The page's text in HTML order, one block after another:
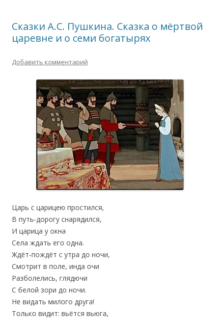
Сказки А.С. Пушкина. Сказка о мёртвой
царевне и о семи богатырях
Добавить комментарий
Царь с царицею простился,
В путь-дорогу снарядился,
И царица у окна
Села ждать его одна.
Ждёт-пождёт с утра до ночи,
Смотрит в поле, инда очи
Разболелись, глядючи
С белой зори до ночи.
Не видать милого друга!
Только видит: вьётся вьюга,